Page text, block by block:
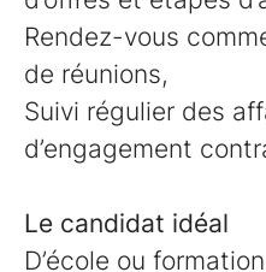
Rendez-vous
de réunions,
Suivi régulier des
d’engagement
Le candidat idéal
D’école ou